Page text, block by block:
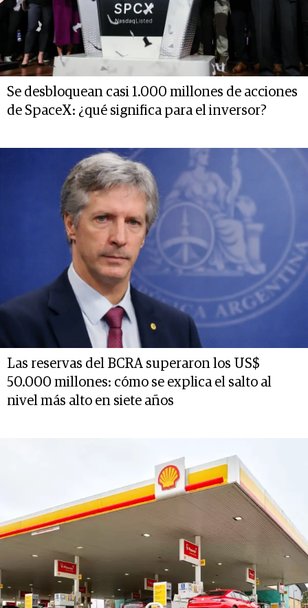
Se desbloquean casi 1.000 millones de acciones
de SpaceX: ¿qué significa para el inversor?
Las reservas del BCRA superaron los US$
50.000 millones: cómo se explica el salto al
nivel más alto en siete años